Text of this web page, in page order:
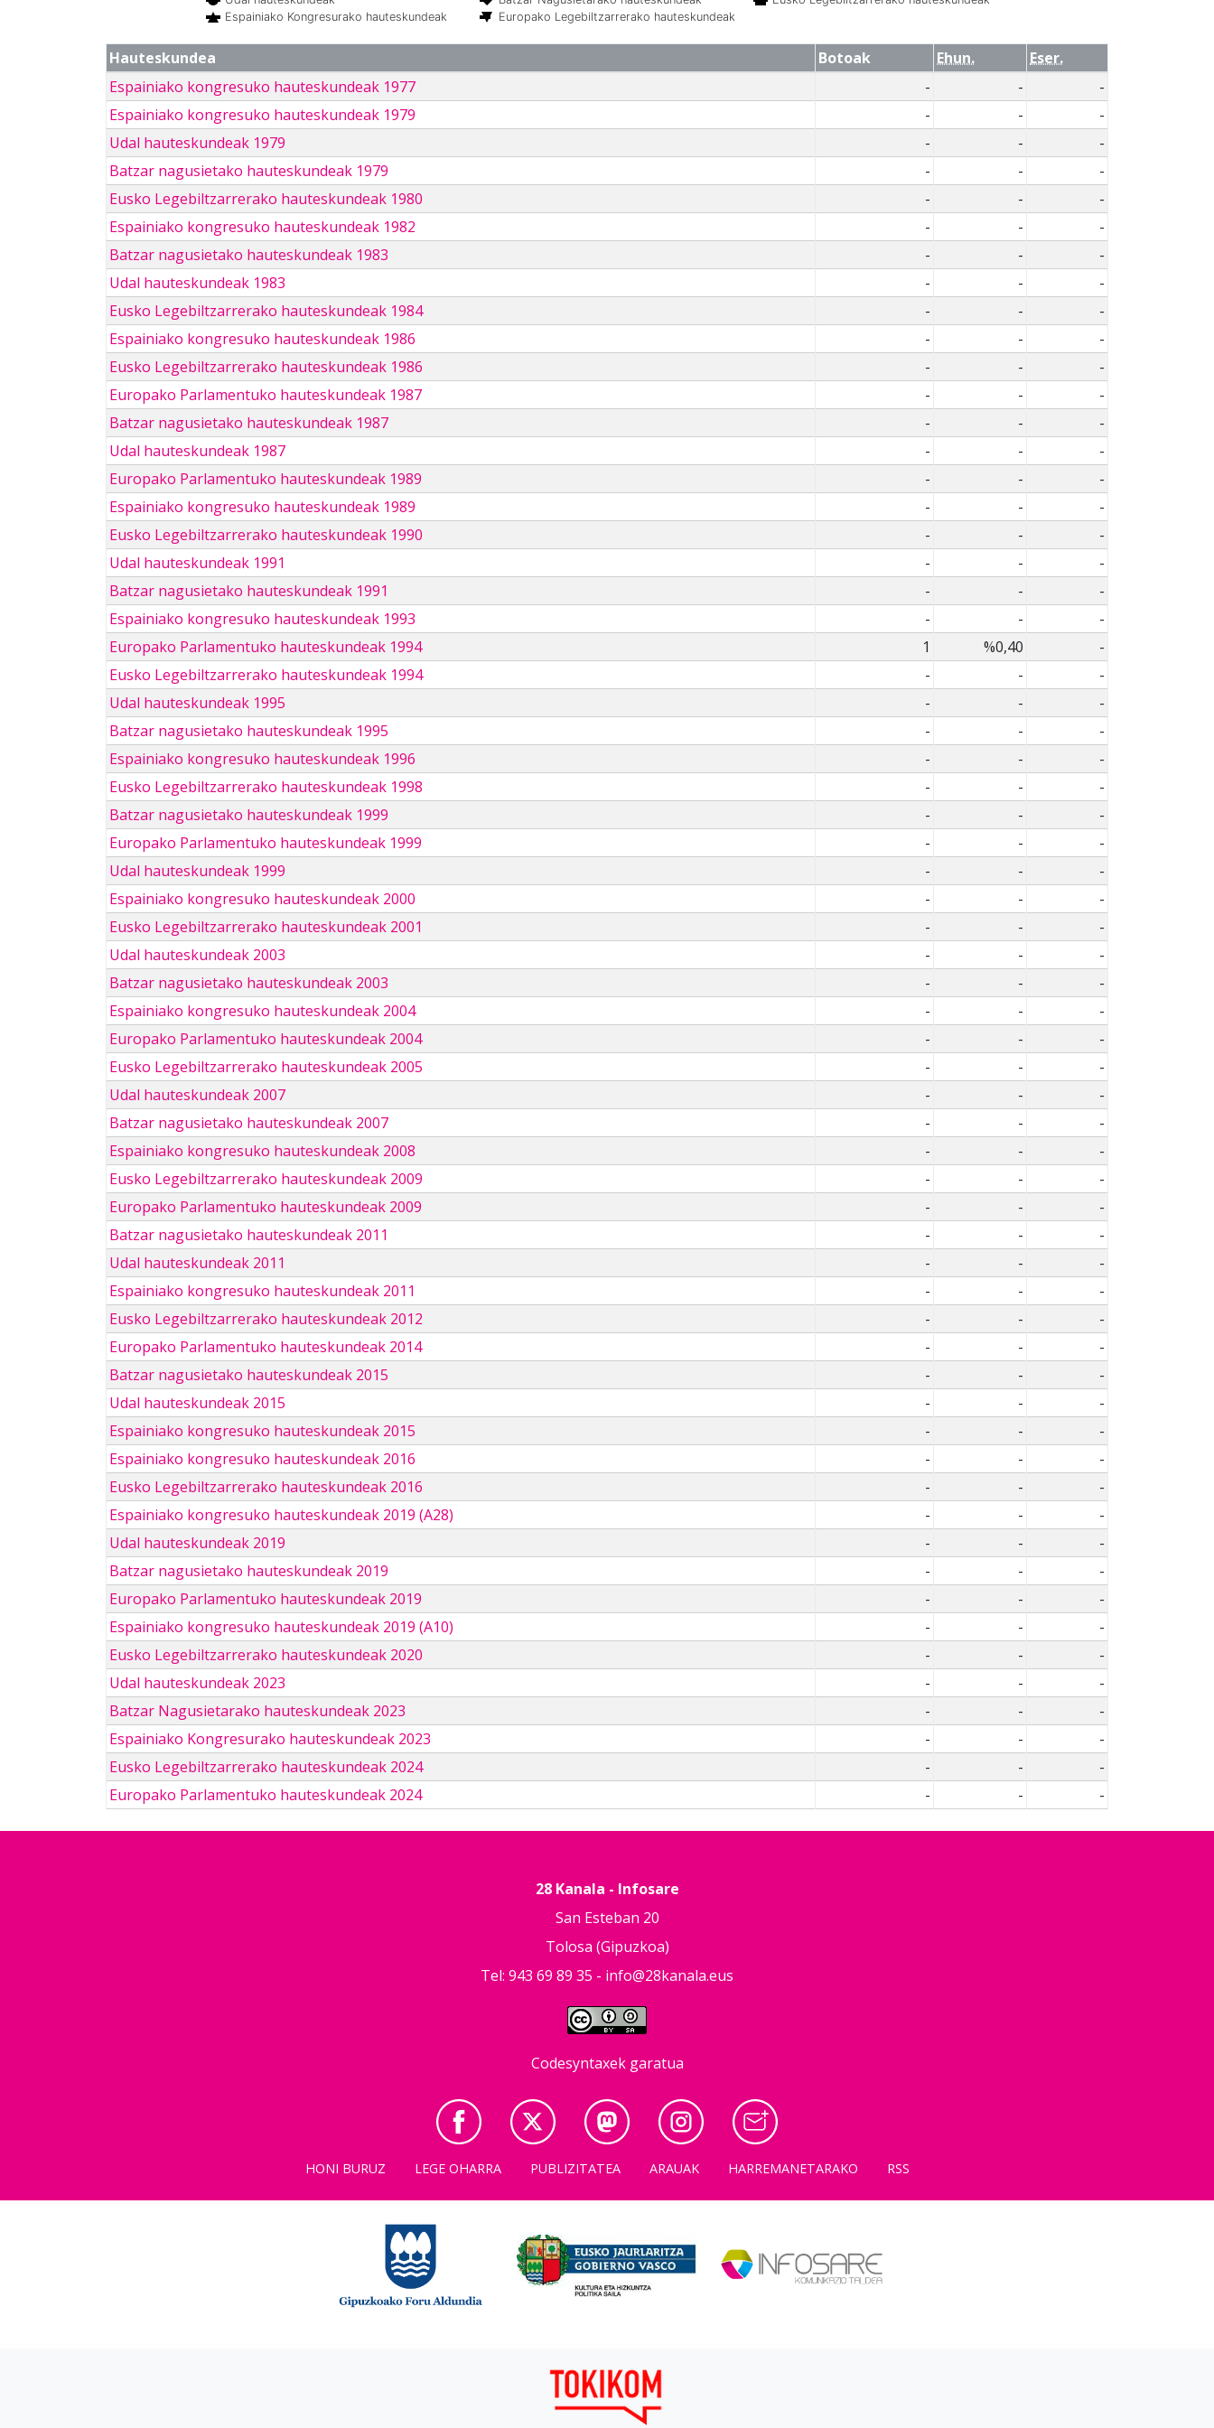
Espainiako Kongresurako hauteskundeak
Europako Legebiltzarrerako hauteskundeak
Hauteskundea Botoak Ehun.
Eser.
Espainiako kongresuko hauteskundeak 1977
- -
-
Espainiako kongresuko hauteskundeak 1979
- -
-
Udal hauteskundeak 1979
- -
-
Batzar nagusietako hauteskundeak 1979
- -
-
Eusko Legebiltzarrerako hauteskundeak 1980
- -
-
Espainiako kongresuko hauteskundeak 1982
- -
-
Batzar nagusietako hauteskundeak 1983
- -
-
Udal hauteskundeak 1983
- -
-
Eusko Legebiltzarrerako hauteskundeak 1984
- -
-
Espainiako kongresuko hauteskundeak 1986
- -
-
Eusko Legebiltzarrerako hauteskundeak 1986
- -
-
Europako Parlamentuko hauteskundeak 1987
- -
-
Batzar nagusietako hauteskundeak 1987
- -
-
Udal hauteskundeak 1987
- -
-
Europako Parlamentuko hauteskundeak 1989
- -
-
Espainiako kongresuko hauteskundeak 1989
- -
-
Eusko Legebiltzarrerako hauteskundeak 1990
- -
-
Udal hauteskundeak 1991
- -
-
Batzar nagusietako hauteskundeak 1991
- -
-
Espainiako kongresuko hauteskundeak 1993
- -
-
Europako Parlamentuko hauteskundeak 1994
1 %0,40
-
Eusko Legebiltzarrerako hauteskundeak 1994
- -
-
Udal hauteskundeak 1995
- -
-
Batzar nagusietako hauteskundeak 1995
- -
-
Espainiako kongresuko hauteskundeak 1996
- -
-
Eusko Legebiltzarrerako hauteskundeak 1998
- -
-
Batzar nagusietako hauteskundeak 1999
- -
-
Europako Parlamentuko hauteskundeak 1999
- -
-
Udal hauteskundeak 1999
- -
-
Espainiako kongresuko hauteskundeak 2000
- -
-
Eusko Legebiltzarrerako hauteskundeak 2001
- -
-
Udal hauteskundeak 2003
- -
-
Batzar nagusietako hauteskundeak 2003
- -
-
Espainiako kongresuko hauteskundeak 2004
- -
-
Europako Parlamentuko hauteskundeak 2004
- -
-
Eusko Legebiltzarrerako hauteskundeak 2005
- -
-
Udal hauteskundeak 2007
- -
-
Batzar nagusietako hauteskundeak 2007
- -
-
Espainiako kongresuko hauteskundeak 2008
- -
-
Eusko Legebiltzarrerako hauteskundeak 2009
- -
-
Europako Parlamentuko hauteskundeak 2009
- -
-
Batzar nagusietako hauteskundeak 2011
- -
-
Udal hauteskundeak 2011
- -
-
Espainiako kongresuko hauteskundeak 2011
- -
-
Eusko Legebiltzarrerako hauteskundeak 2012
- -
-
Europako Parlamentuko hauteskundeak 2014
- -
-
Batzar nagusietako hauteskundeak 2015
- -
-
Udal hauteskundeak 2015
- -
-
Espainiako kongresuko hauteskundeak 2015
- -
-
Espainiako kongresuko hauteskundeak 2016
- -
-
Eusko Legebiltzarrerako hauteskundeak 2016
- -
-
Espainiako kongresuko hauteskundeak 2019 (A28)
- -
-
Udal hauteskundeak 2019
- -
-
Batzar nagusietako hauteskundeak 2019
- -
-
Europako Parlamentuko hauteskundeak 2019
- -
-
Espainiako kongresuko hauteskundeak 2019 (A10)
- -
-
Eusko Legebiltzarrerako hauteskundeak 2020
- -
-
Udal hauteskundeak 2023
- -
-
Batzar Nagusietarako hauteskundeak 2023
- -
-
Espainiako Kongresurako hauteskundeak 2023
- -
-
Eusko Legebiltzarrerako hauteskundeak 2024
- -
-
Europako Parlamentuko hauteskundeak 2024
- - -
28 Kanala - Infosare
San Esteban 20
Tolosa (Gipuzkoa)
Tel: 943 69 89 35 - info@28kanala.eus
Codesyntaxek garatua
HONI BURUZ LEGE OHARRA PUBLIZITATEA ARAUAK HARREMANETARAKO RSS